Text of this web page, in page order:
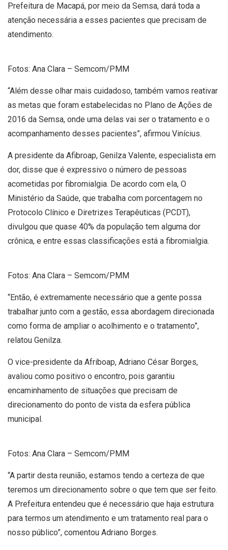
Prefeitura de Macapá, por meio da Semsa, dará toda a
atenção necessária a esses pacientes que precisam de
atendimento.
Fotos: Ana Clara – Semcom/PMM
“Além desse olhar mais cuidadoso, também vamos reativar
as metas que foram estabelecidas no Plano de Ações de
2016 da Semsa, onde uma delas vai ser o tratamento e o
acompanhamento desses pacientes”, afirmou Vinícius.
A presidente da Afibroap, Genilza Valente, especialista em
dor, disse que é expressivo o número de pessoas
acometidas por fibromialgia. De acordo com ela, O
Ministério da Saúde, que trabalha com porcentagem no
Protocolo Clínico e Diretrizes Terapêuticas (PCDT),
divulgou que quase 40% da população tem alguma dor
crônica, e entre essas classificações está a fibromialgia.
Fotos: Ana Clara – Semcom/PMM
“Então, é extremamente necessário que a gente possa
trabalhar junto com a gestão, essa abordagem direcionada
como forma de ampliar o acolhimento e o tratamento”,
relatou Genilza.
O vice-presidente da Afriboap, Adriano César Borges,
avaliou como positivo o encontro, pois garantiu
encaminhamento de situações que precisam de
direcionamento do ponto de vista da esfera pública
municipal.
Fotos: Ana Clara – Semcom/PMM
“A partir desta reunião, estamos tendo a certeza de que
teremos um direcionamento sobre o que tem que ser feito.
A Prefeitura entendeu que é necessário que haja estrutura
para termos um atendimento e um tratamento real para o
nosso público”, comentou Adriano Borges.